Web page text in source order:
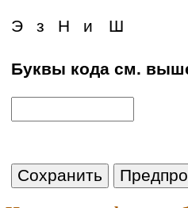
з Н и
Э Ш
Буквы кода см.